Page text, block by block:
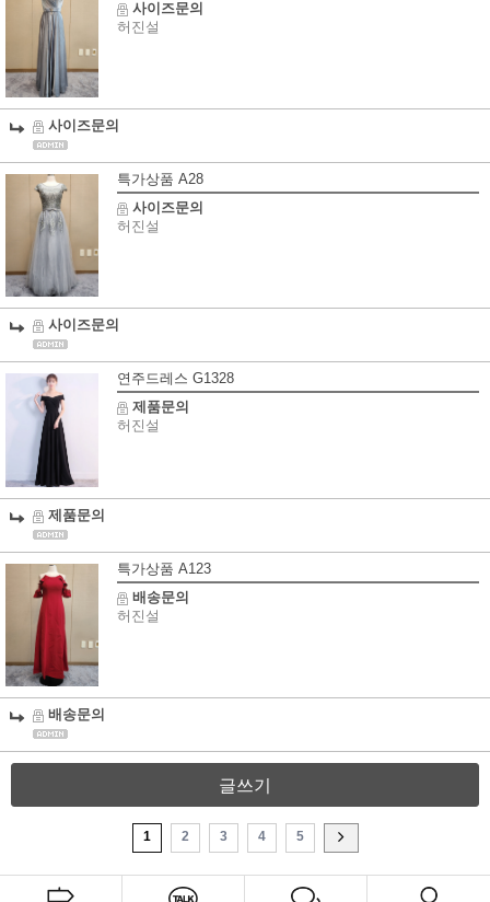
사이즈문의
허진설
사이즈문의
특가상품 A28
사이즈문의
허진설
사이즈문의
연주드레스 G1328
제품문의
허진설
제품문의
특가상품 A123
배송문의
허진설
배송문의
글쓰기
1 2 3 4 5